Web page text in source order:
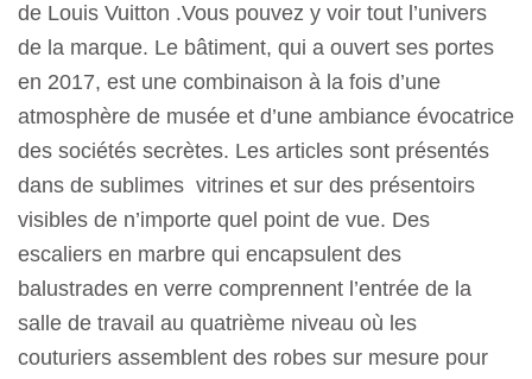
de Louis Vuitton .Vous pouvez y voir tout l’univers
de la marque. Le bâtiment, qui a ouvert ses portes
en 2017, est une combinaison à la fois d’une
atmosphère de musée et d’une ambiance évocatrice
des sociétés secrètes. Les articles sont présentés
dans de sublimes vitrines et sur des présentoirs
visibles de n’importe quel point de vue. Des
escaliers en marbre qui encapsulent des
balustrades en verre comprennent l’entrée de la
salle de travail au quatrième niveau où les
couturiers assemblent des robes sur mesure pour